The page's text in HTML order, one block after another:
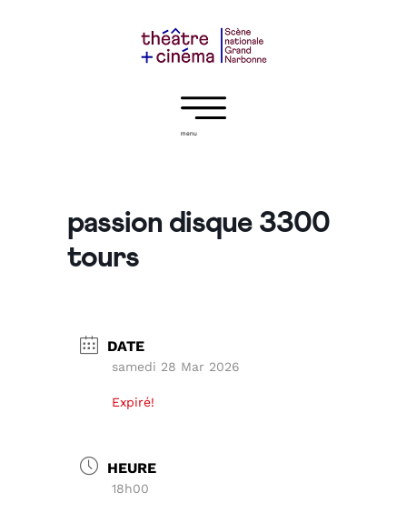
menu
passion disque 3300
tours
DATE
samedi 28 Mar 2026
Expiré!
HEURE
18h00